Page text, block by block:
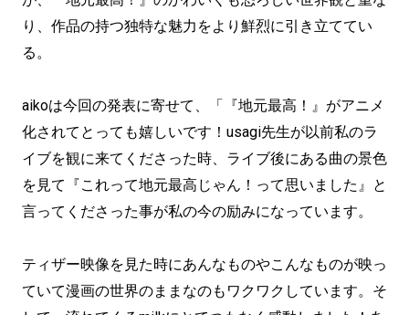
り、作品の持つ独特な魅力をより鮮烈に引き立ててい
る。
aikoは今回の発表に寄せて、「『地元最高！』がアニメ
化されてとっても嬉しいです！usagi先生が以前私のラ
イブを観に来てくださった時、ライブ後にある曲の景色
を見て『これって地元最高じゃん！って思いました』と
言ってくださった事が私の今の励みになっています。
ティザー映像を見た時にあんなものやこんなものが映っ
ていて漫画の世界のままなのもワクワクしています。そ